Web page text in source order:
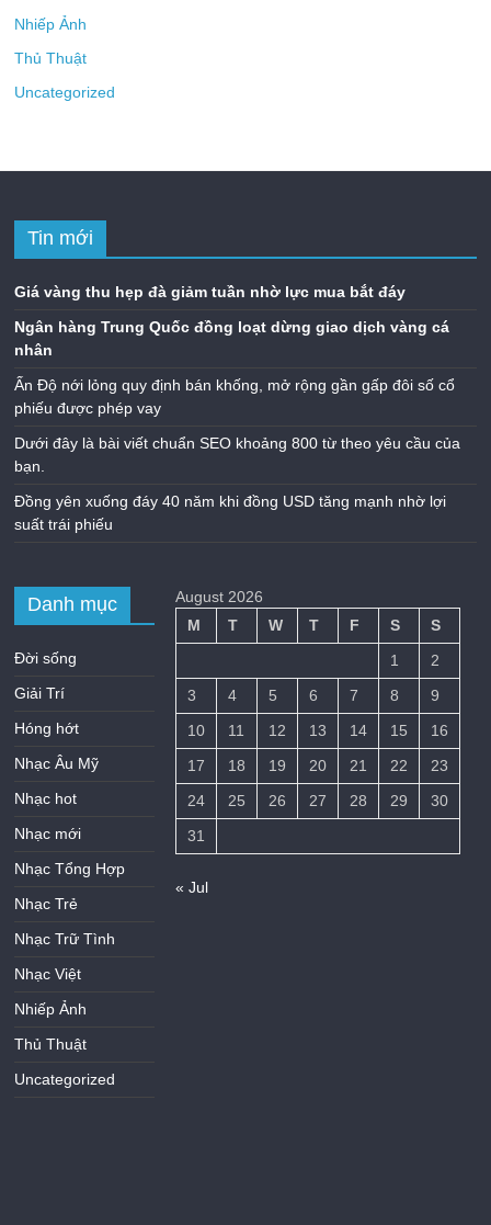
Nhiếp Ảnh
Thủ Thuật
Uncategorized
Tin mới
Giá vàng thu hẹp đà giảm tuần nhờ lực mua bắt đáy
Ngân hàng Trung Quốc đồng loạt dừng giao dịch vàng cá
nhân
Ấn Độ nới lỏng quy định bán khống, mở rộng gần gấp đôi số cổ
phiếu được phép vay
Dưới đây là bài viết chuẩn SEO khoảng 800 từ theo yêu cầu của
bạn.
Đồng yên xuống đáy 40 năm khi đồng USD tăng mạnh nhờ lợi
suất trái phiếu
Danh mục
Đời sống
Giải Trí
Hóng hớt
Nhạc Âu Mỹ
Nhạc hot
Nhạc mới
Nhạc Tổng Hợp
Nhạc Trẻ
Nhạc Trữ Tình
Nhạc Việt
Nhiếp Ảnh
Thủ Thuật
Uncategorized
August 2026
M
T W T F S
S
1
2
3
4 5 6 7 8
9
10
11 12 13 14 15
16
17
18 19 20 21 22
23
24
25 26 27 28 29
30
31
« Jul